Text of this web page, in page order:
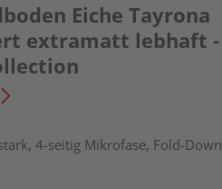
Eiche Tayrona
extramatt lebhaft -
4-seitig Mikrofase, Fold-Down